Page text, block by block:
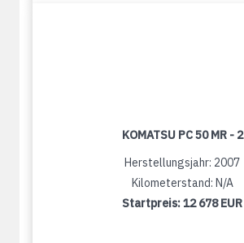
KOMATSU PC 50 MR - 2
Herstellungsjahr: 2007
Kilometerstand: N/A
Startpreis:12 678 EUR